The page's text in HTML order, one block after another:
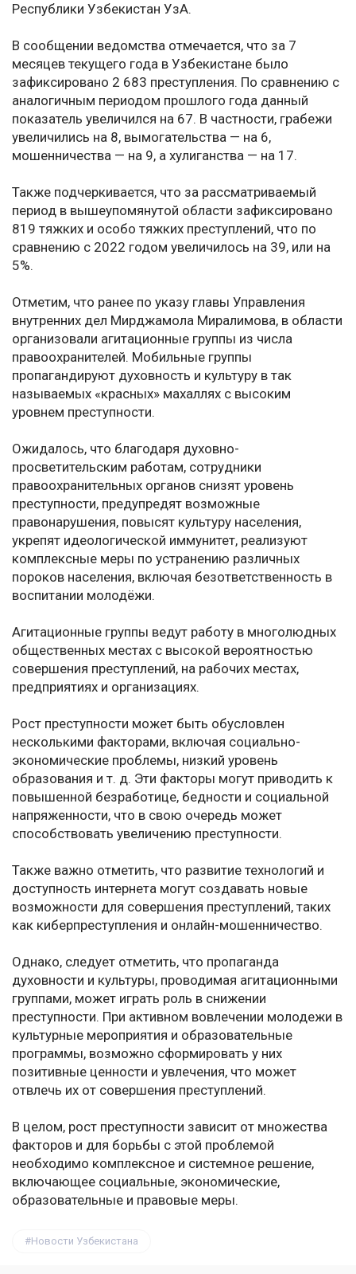
Республики Узбекистан УзА.
В сообщении ведомства отмечается, что за 7
месяцев текущего года в Узбекистане было
зафиксировано 2 683 преступления. По сравнению с
аналогичным периодом прошлого года данный
показатель увеличился на 67. В частности, грабежи
увеличились на 8, вымогательства — на 6,
мошенничества — на 9, а хулиганства — на 17.
Также подчеркивается, что за рассматриваемый
период в вышеупомянутой области зафиксировано
819 тяжких и особо тяжких преступлений, что по
сравнению с 2022 годом увеличилось на 39, или на
5%.
Отметим, что ранее по указу главы Управления
внутренних дел Мирджамола Миралимова, в области
организовали агитационные группы из числа
правоохранителей. Мобильные группы
пропагандируют духовность и культуру в так
называемых «красных» махаллях с высоким
уровнем преступности.
Ожидалось, что благодаря духовно-
просветительским работам, сотрудники
правоохранительных органов снизят уровень
преступности, предупредят возможные
правонарушения, повысят культуру населения,
укрепят идеологической иммунитет, реализуют
комплексные меры по устранению различных
пороков населения, включая безответственность в
воспитании молодёжи.
Агитационные группы ведут работу в многолюдных
общественных местах с высокой вероятностью
совершения преступлений, на рабочих местах,
предприятиях и организациях.
Рост преступности может быть обусловлен
несколькими факторами, включая социально-
экономические проблемы, низкий уровень
образования и т. д. Эти факторы могут приводить к
повышенной безработице, бедности и социальной
напряженности, что в свою очередь может
способствовать увеличению преступности.
Также важно отметить, что развитие технологий и
доступность интернета могут создавать новые
возможности для совершения преступлений, таких
как киберпреступления и онлайн-мошенничество.
Однако, следует отметить, что пропаганда
духовности и культуры, проводимая агитационными
группами, может играть роль в снижении
преступности. При активном вовлечении молодежи в
культурные мероприятия и образовательные
программы, возможно сформировать у них
позитивные ценности и увлечения, что может
отвлечь их от совершения преступлений.
В целом, рост преступности зависит от множества
факторов и для борьбы с этой проблемой
необходимо комплексное и системное решение,
включающее социальные, экономические,
образовательные и правовые меры.
Новости Узбекистана